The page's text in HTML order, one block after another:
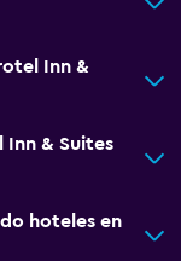
Inn &
Inn & Suites
hoteles en